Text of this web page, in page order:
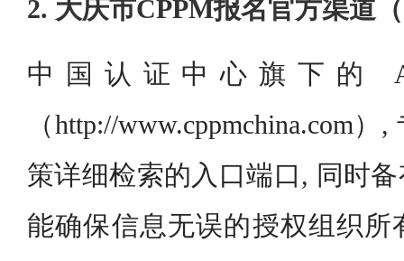
2. 大庆市CPPM报名官方渠道
中国认证中心旗下的
（http://www.cppmchina.com
策详细检索的入口端口, 同时
能确保信息无误的授权组织所